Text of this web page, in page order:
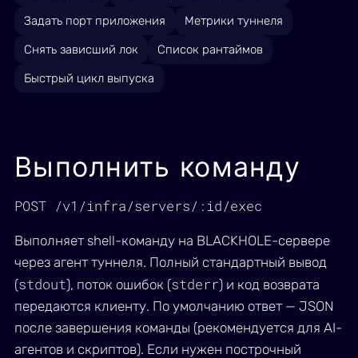
Задать порт приложения
Метрики туннеля
Снять зависший лок
Список рантаймов
Быстрый цикл выпуска
Выполнить команду
POST /v1/infra/servers/:id/exec
Выполняет shell-команду на BLACKHOLE-сервере
через агент туннеля. Полный стандартный вывод
(stdout), поток ошибок (stderr) и код возврата
передаются клиенту. По умолчанию ответ — JSON
после завершения команды (рекомендуется для AI-
агентов и скриптов). Если нужен построчный